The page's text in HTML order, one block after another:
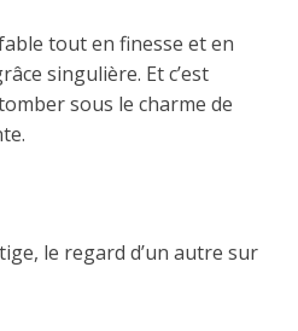
tout en finesse et en
singulière. Et c’est
sous le charme de
le regard d’un autre sur